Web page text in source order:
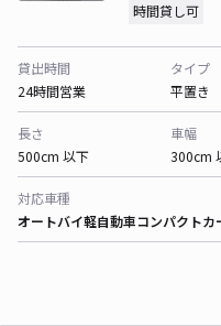
時間貸し可
貸出時間
24時間営業
タイプ
平置き
長さ
500cm 以下
車幅
300cm
対応車種
オートバイ軽自動車コンパクトカ